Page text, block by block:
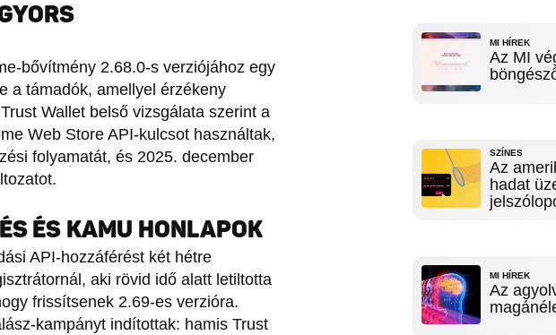
bővítmény 2.68.0-s verziójához egy
a támadók, amellyel érzékeny
Wallet belső vizsgálata szerint a
Web Store API-kulcsot használtak,
folyamatát, és 2025. december
ÉS KAMU HONLAPOK
API-hozzáférést két hétre
aki rövid idő alatt letiltotta
frissítsenek 2.69-es verzióra.
kampányt indítottak: hamis Trust
MI HÍREK
Az MI
SZÍNES
Az
hadat
MI HÍREK
Az